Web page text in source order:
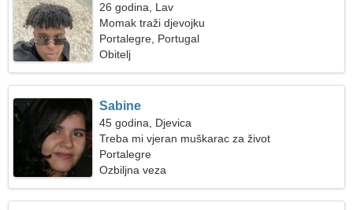
26 godina, Lav
Momak traži djevojku
Portalegre, Portugal
Obitelj
Sabine
45 godina, Djevica
Treba mi vjeran muškarac za život
Portalegre
Ozbiljna veza